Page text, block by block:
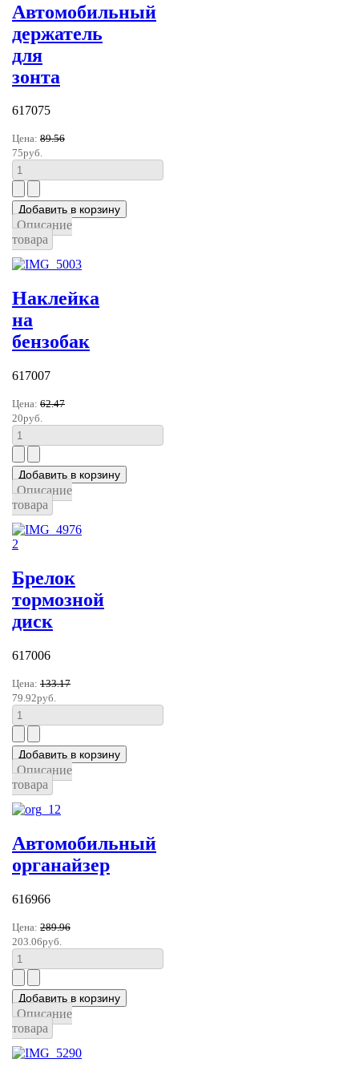
Автомобильный
держатель
для
зонта
617075
Цена: 89.56
75руб.
Описание
товара
Наклейка
на
бензобак
617007
Цена: 62.47
20руб.
Описание
товара
Брелок
тормозной
диск
617006
Цена: 133.17
79.92руб.
Описание
товара
Автомобильный
органайзер
616966
Цена: 289.96
203.06руб.
Описание
товара